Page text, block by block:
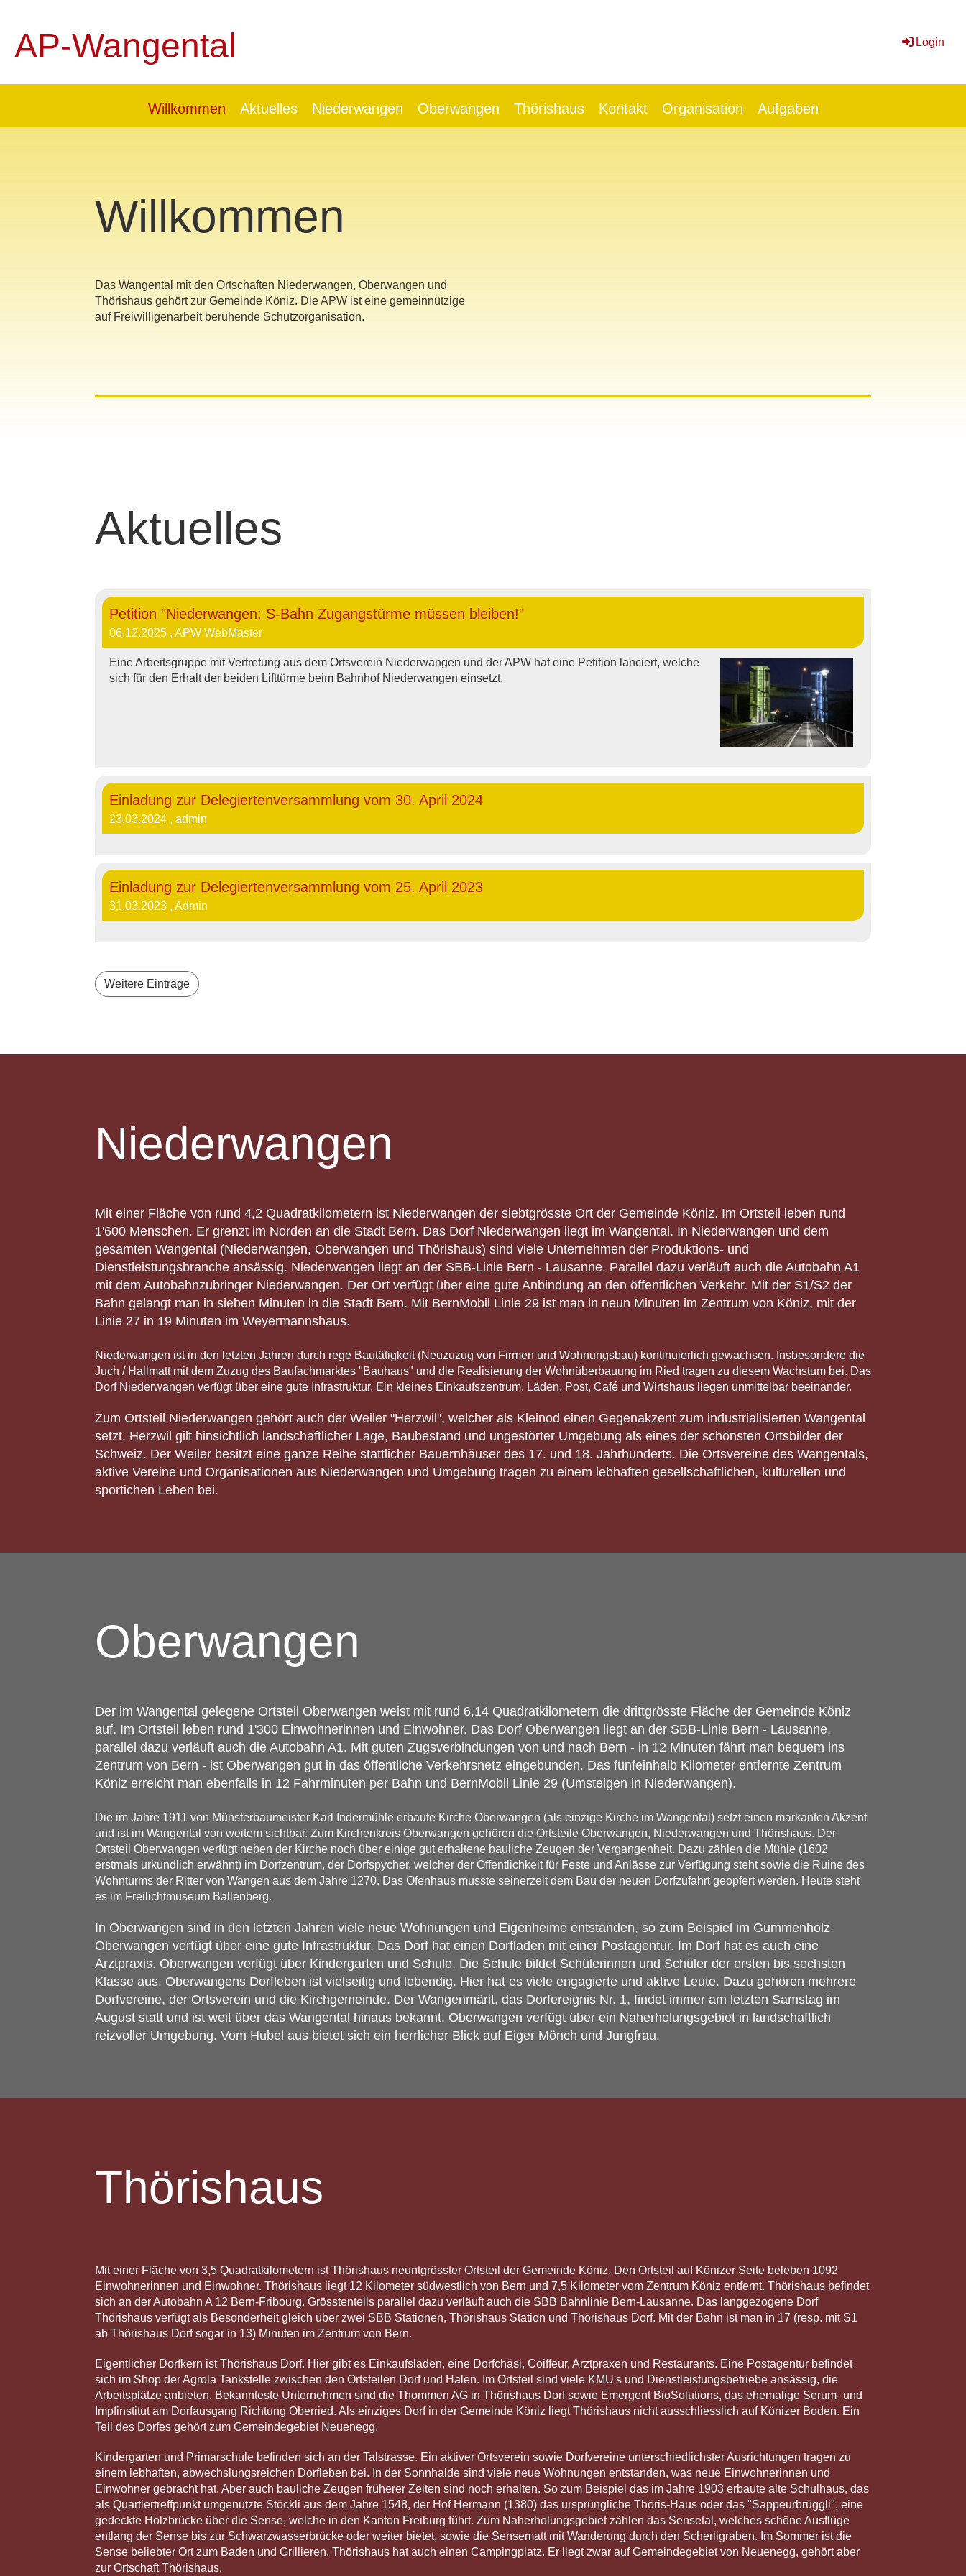
AP-Wangental Login
Willkommen Aktuelles Niederwangen Oberwangen Thörishaus Kontakt Organisation Aufgaben
Willkommen
Das Wangental mit den Ortschaften Niederwangen, Oberwangen und
Thörishaus gehört zur Gemeinde Köniz. Die APW ist eine gemeinnützige
auf Freiwilligenarbeit beruhende Schutzorganisation.
Aktuelles
Petition "Niederwangen: S-Bahn Zugangstürme müssen bleiben!"
06.12.2025 , APW WebMaster
Eine Arbeitsgruppe mit Vertretung aus dem Ortsverein Niederwangen und der APW hat eine Petition lanciert, welche
sich für den Erhalt der beiden Lifttürme beim Bahnhof Niederwangen einsetzt.
Einladung zur Delegiertenversammlung vom 30. April 2024
23.03.2024 , admin
Einladung zur Delegiertenversammlung vom 25. April 2023
31.03.2023 , Admin
Weitere Einträge
Niederwangen
Mit einer Fläche von rund 4,2 Quadratkilometern ist Niederwangen der siebtgrösste Ort der Gemeinde Köniz. Im Ortsteil leben rund
1'600 Menschen. Er grenzt im Norden an die Stadt Bern. Das Dorf Niederwangen liegt im Wangental. In Niederwangen und dem
gesamten Wangental (Niederwangen, Oberwangen und Thörishaus) sind viele Unternehmen der Produktions- und
Dienstleistungsbranche ansässig. Niederwangen liegt an der SBB-Linie Bern - Lausanne. Parallel dazu verläuft auch die Autobahn A1
mit dem Autobahnzubringer Niederwangen. Der Ort verfügt über eine gute Anbindung an den öffentlichen Verkehr. Mit der S1/S2 der
Bahn gelangt man in sieben Minuten in die Stadt Bern. Mit BernMobil Linie 29 ist man in neun Minuten im Zentrum von Köniz, mit der
Linie 27 in 19 Minuten im Weyermannshaus.
Niederwangen ist in den letzten Jahren durch rege Bautätigkeit (Neuzuzug von Firmen und Wohnungsbau) kontinuierlich gewachsen. Insbesondere die
Juch / Hallmatt mit dem Zuzug des Baufachmarktes "Bauhaus" und die Realisierung der Wohnüberbauung im Ried tragen zu diesem Wachstum bei. Das
Dorf Niederwangen verfügt über eine gute Infrastruktur. Ein kleines Einkaufszentrum, Läden, Post, Café und Wirtshaus liegen unmittelbar beeinander.
Zum Ortsteil Niederwangen gehört auch der Weiler "Herzwil", welcher als Kleinod einen Gegenakzent zum industrialisierten Wangental
setzt. Herzwil gilt hinsichtlich landschaftlicher Lage, Baubestand und ungestörter Umgebung als eines der schönsten Ortsbilder der
Schweiz. Der Weiler besitzt eine ganze Reihe stattlicher Bauernhäuser des 17. und 18. Jahrhunderts. Die Ortsvereine des Wangentals,
aktive Vereine und Organisationen aus Niederwangen und Umgebung tragen zu einem lebhaften gesellschaftlichen, kulturellen und
sportichen Leben bei.
Oberwangen
Der im Wangental gelegene Ortsteil Oberwangen weist mit rund 6,14 Quadratkilometern die drittgrösste Fläche der Gemeinde Köniz
auf. Im Ortsteil leben rund 1'300 Einwohnerinnen und Einwohner. Das Dorf Oberwangen liegt an der SBB-Linie Bern - Lausanne,
parallel dazu verläuft auch die Autobahn A1. Mit guten Zugsverbindungen von und nach Bern - in 12 Minuten fährt man bequem ins
Zentrum von Bern - ist Oberwangen gut in das öffentliche Verkehrsnetz eingebunden. Das fünfeinhalb Kilometer entfernte Zentrum
Köniz erreicht man ebenfalls in 12 Fahrminuten per Bahn und BernMobil Linie 29 (Umsteigen in Niederwangen).
Die im Jahre 1911 von Münsterbaumeister Karl Indermühle erbaute Kirche Oberwangen (als einzige Kirche im Wangental) setzt einen markanten Akzent
und ist im Wangental von weitem sichtbar. Zum Kirchenkreis Oberwangen gehören die Ortsteile Oberwangen, Niederwangen und Thörishaus. Der
Ortsteil Oberwangen verfügt neben der Kirche noch über einige gut erhaltene bauliche Zeugen der Vergangenheit. Dazu zählen die Mühle (1602
erstmals urkundlich erwähnt) im Dorfzentrum, der Dorfspycher, welcher der Öffentlichkeit für Feste und Anlässe zur Verfügung steht sowie die Ruine des
Wohnturms der Ritter von Wangen aus dem Jahre 1270. Das Ofenhaus musste seinerzeit dem Bau der neuen Dorfzufahrt geopfert werden. Heute steht
es im Freilichtmuseum Ballenberg.
In Oberwangen sind in den letzten Jahren viele neue Wohnungen und Eigenheime entstanden, so zum Beispiel im Gummenholz.
Oberwangen verfügt über eine gute Infrastruktur. Das Dorf hat einen Dorfladen mit einer Postagentur. Im Dorf hat es auch eine
Arztpraxis. Oberwangen verfügt über Kindergarten und Schule. Die Schule bildet Schülerinnen und Schüler der ersten bis sechsten
Klasse aus. Oberwangens Dorfleben ist vielseitig und lebendig. Hier hat es viele engagierte und aktive Leute. Dazu gehören mehrere
Dorfvereine, der Ortsverein und die Kirchgemeinde. Der Wangenmärit, das Dorfereignis Nr. 1, findet immer am letzten Samstag im
August statt und ist weit über das Wangental hinaus bekannt. Oberwangen verfügt über ein Naherholungsgebiet in landschaftlich
reizvoller Umgebung. Vom Hubel aus bietet sich ein herrlicher Blick auf Eiger Mönch und Jungfrau.
Thörishaus
Mit einer Fläche von 3,5 Quadratkilometern ist Thörishaus neuntgrösster Ortsteil der Gemeinde Köniz. Den Ortsteil auf Könizer Seite beleben 1092
Einwohnerinnen und Einwohner. Thörishaus liegt 12 Kilometer südwestlich von Bern und 7,5 Kilometer vom Zentrum Köniz entfernt. Thörishaus befindet
sich an der Autobahn A 12 Bern-Fribourg. Grösstenteils parallel dazu verläuft auch die SBB Bahnlinie Bern-Lausanne. Das langgezogene Dorf
Thörishaus verfügt als Besonderheit gleich über zwei SBB Stationen, Thörishaus Station und Thörishaus Dorf. Mit der Bahn ist man in 17 (resp. mit S1
ab Thörishaus Dorf sogar in 13) Minuten im Zentrum von Bern.
Eigentlicher Dorfkern ist Thörishaus Dorf. Hier gibt es Einkaufsläden, eine Dorfchäsi, Coiffeur, Arztpraxen und Restaurants. Eine Postagentur befindet
sich im Shop der Agrola Tankstelle zwischen den Ortsteilen Dorf und Halen. Im Ortsteil sind viele KMU's und Dienstleistungsbetriebe ansässig, die
Arbeitsplätze anbieten. Bekannteste Unternehmen sind die Thommen AG in Thörishaus Dorf sowie Emergent BioSolutions, das ehemalige Serum- und
Impfinstitut am Dorfausgang Richtung Oberried. Als einziges Dorf in der Gemeinde Köniz liegt Thörishaus nicht ausschliesslich auf Könizer Boden. Ein
Teil des Dorfes gehört zum Gemeindegebiet Neuenegg.
Kindergarten und Primarschule befinden sich an der Talstrasse. Ein aktiver Ortsverein sowie Dorfvereine unterschiedlichster Ausrichtungen tragen zu
einem lebhaften, abwechslungsreichen Dorfleben bei. In der Sonnhalde sind viele neue Wohnungen entstanden, was neue Einwohnerinnen und
Einwohner gebracht hat. Aber auch bauliche Zeugen früherer Zeiten sind noch erhalten. So zum Beispiel das im Jahre 1903 erbaute alte Schulhaus, das
als Quartiertreffpunkt umgenutzte Stöckli aus dem Jahre 1548, der Hof Hermann (1380) das ursprüngliche Thöris-Haus oder das "Sappeurbrüggli", eine
gedeckte Holzbrücke über die Sense, welche in den Kanton Freiburg führt. Zum Naherholungsgebiet zählen das Sensetal, welches schöne Ausflüge
entlang der Sense bis zur Schwarzwasserbrücke oder weiter bietet, sowie die Sensematt mit Wanderung durch den Scherligraben. Im Sommer ist die
Sense beliebter Ort zum Baden und Grillieren. Thörishaus hat auch einen Campingplatz. Er liegt zwar auf Gemeindegebiet von Neuenegg, gehört aber
zur Ortschaft Thörishaus.